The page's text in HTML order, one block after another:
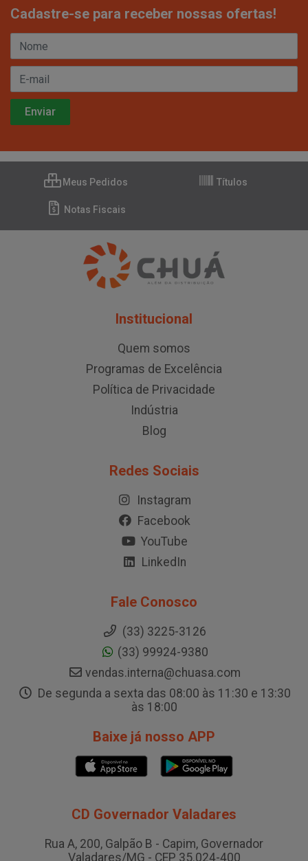
Cadastre-se para receber nossas ofertas!
Meus Pedidos Títulos
Notas Fiscais
Institucional
Quem somos
Programas de Excelência
Política de Privacidade
Indústria
Blog
Redes Sociais
Instagram
Facebook
YouTube
LinkedIn
Fale Conosco
(33) 3225-3126
(33) 99924-9380
vendas.interna@chuasa.com
De segunda a sexta das 08:00 às 11:30 e 13:30
às 18:00
Baixe já nosso APP
CD Governador Valadares
Rua A, 200, Galpão B - Capim, Governador
Valadares/MG - CEP 35.024-400